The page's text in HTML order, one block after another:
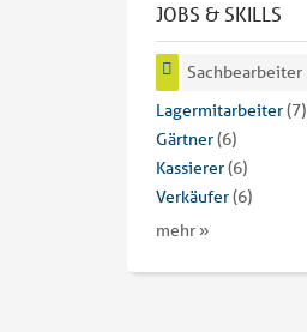
JOBS & SKILLS
Sachbearbeiter
Lagermitarbeiter(7)
Gärtner(6)
Kassierer(6)
Verkäufer(6)
mehr »